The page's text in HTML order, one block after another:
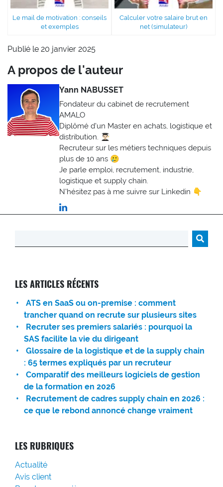
Le mail de motivation : conseils
et exemples
Calculer votre salaire brut en
net (simulateur)
Publié le 20 janvier 2025
A propos de l'auteur
Yann NABUSSET
Fondateur du cabinet de recrutement
AMALO
Diplômé d'un Master en achats, logistique et
distribution. 👨🏻‍🎓
Recruteur sur les métiers techniques depuis
plus de 10 ans 🥲
Je parle emploi, recrutement, industrie,
logistique et supply chain.
N'hésitez pas à me suivre sur Linkedin 👇
LES ARTICLES RÉCENTS
ATS en SaaS ou on-premise : comment
trancher quand on recrute sur plusieurs sites
Recruter ses premiers salariés : pourquoi la
SAS facilite la vie du dirigeant
Glossaire de la logistique et de la supply chain
: 65 termes expliqués par un recruteur
Comparatif des meilleurs logiciels de gestion
de la formation en 2026
Recrutement de cadres supply chain en 2026 :
ce que le rebond annoncé change vraiment
LES RUBRIQUES
Actualité
Avis client